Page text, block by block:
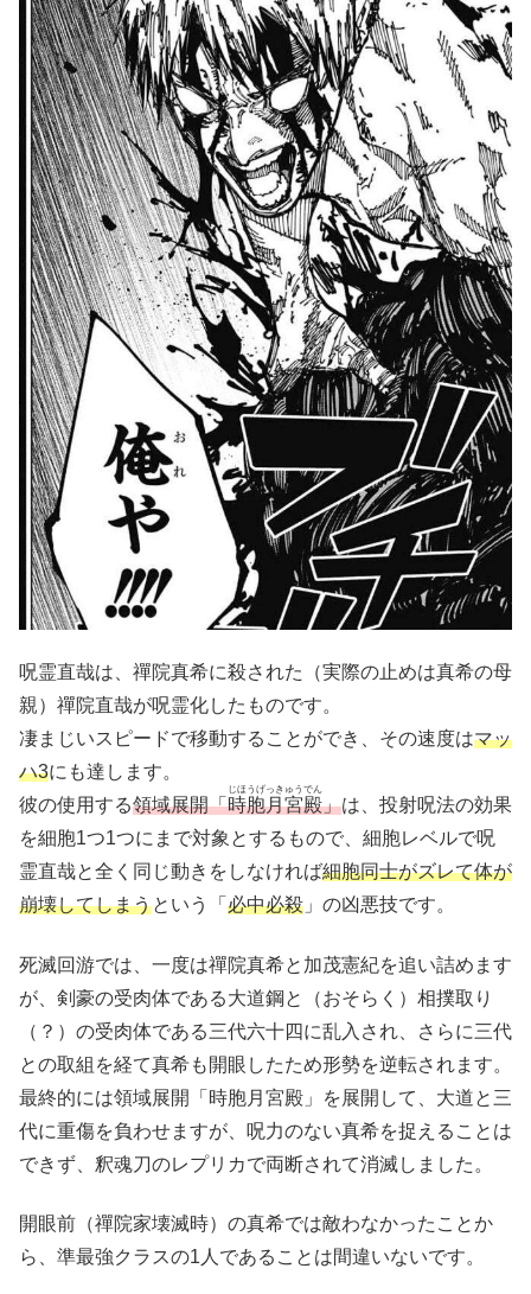
呪霊直哉は、禪院真希に殺された（実際の止めは真希の母
親）禪院直哉が呪霊化したものです。
凄まじいスピードで移動することができ、その速度はマッ
ハ3にも達します。
彼の使用する領域展開「時胞月宮殿
じほうげっきゅうでん
」は、投射呪法の効果
を細胞1つ1つにまで対象とするもので、細胞レベルで呪
霊直哉と全く同じ動きをしなければ細胞同士がズレて体が
崩壊してしまうという「 必中必殺 」の凶悪技です。
死滅回游では、一度は禪院真希と加茂憲紀を追い詰めます
が、剣豪の受肉体である大道鋼と（おそらく）相撲取り
（？）の受肉体である三代六十四に乱入され、さらに三代
との取組を経て真希も開眼したため形勢を逆転されます。
最終的には領域展開「時胞月宮殿」を展開して、大道と三
代に重傷を負わせますが、呪力のない真希を捉えることは
できず、釈魂刀のレプリカで両断されて消滅しました。
開眼前（禪院家壊滅時）の真希では敵わなかったことか
ら、準最強クラスの1人であることは間違いないです。